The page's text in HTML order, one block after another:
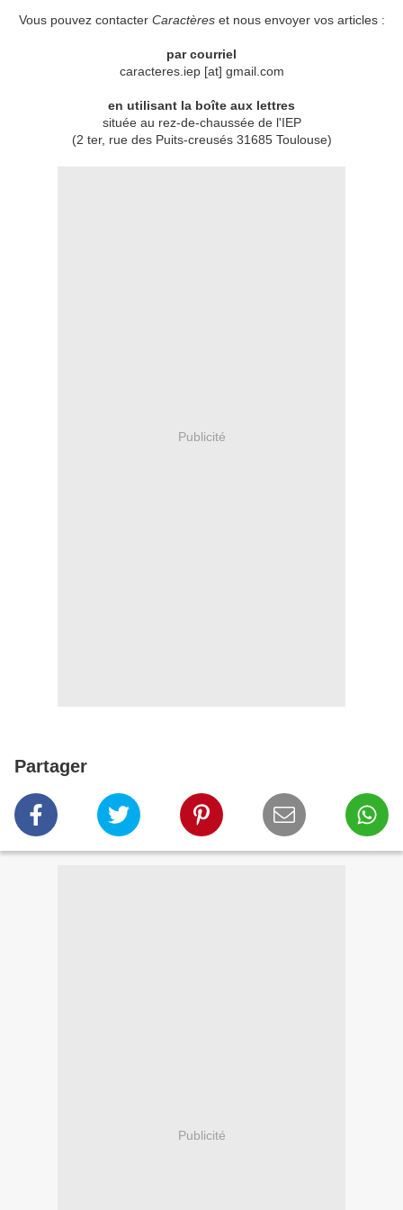
Vous pouvez contacter Caractèreset nous envoyer vos articles :
par courriel
caracteres.iep [at] gmail.com
en utilisant la boîte aux lettres
située au rez-de-chaussée de l'IEP
(2 ter, rue des Puits-creusés 31685 Toulouse)
Publicité
Partager
Publicité